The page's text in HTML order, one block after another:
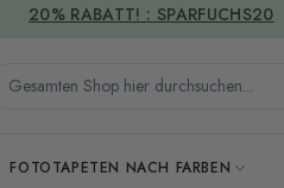
Gesamten Shop hier durchsuchen...
FOTOTAPETEN NACH FARBEN
VERSANDKOSTENFREI